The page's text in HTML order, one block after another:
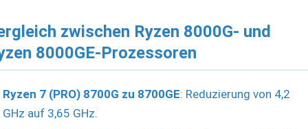
zwischen Ryzen 8000G- und
8000GE-Prozessoren
Ryzen 7 (PRO) 8700G zu 8700GE: Reduzierung von 4,2
GHz auf 3,65 GHz.